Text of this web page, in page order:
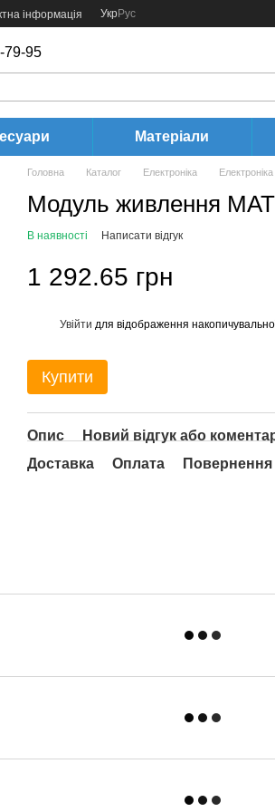
інформація УкрРус
79-95
Матеріали
Головна Каталог Електроніка
Модуль живлення
В наявності Написати відгук
1 292.65 грн
Увійти для відображення
Купити
Опис
Новий відгук або
Доставка
Оплата Повернення